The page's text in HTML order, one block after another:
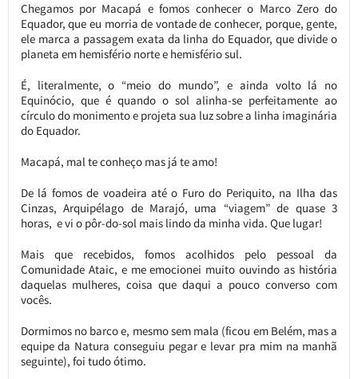
Chegamos por Macapá e fomos conhecer o Marco Zero do
Equador, que eu morria de vontade de conhecer, porque, gente,
ele marca a passagem exata da linha do Equador, que divide o
planeta em hemisfério norte e hemisfério sul.
É, literalmente, o “meio do mundo”, e ainda volto lá no
Equinócio, que é quando o sol alinha-se perfeitamente ao
círculo do monimento e projeta sua luz sobre a linha imaginária
do Equador.
Macapá, mal te conheço mas já te amo!
De lá fomos de voadeira até o Furo do Periquito, na Ilha das
Cinzas, Arquipélago de Marajó, uma “viagem” de quase 3
horas, e vi o pôr-do-sol mais lindo da minha vida. Que lugar!
Mais que recebidos, fomos acolhidos pelo pessoal da
Comunidade Ataic, e me emocionei muito ouvindo as história
daquelas mulheres, coisa que daqui a pouco converso com
vocês.
Dormimos no barco e, mesmo sem mala (ficou em Belém, mas a
equipe da Natura conseguiu pegar e levar pra mim na manhã
seguinte), foi tudo ótimo.